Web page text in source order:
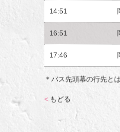
14:51
16:51
17:46
＊バス先頭幕の行先と
< もどる